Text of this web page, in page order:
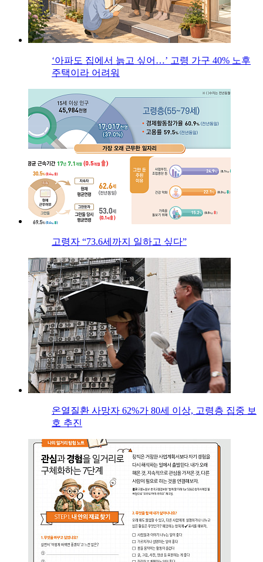
‘아파도 집에서 늙고 싶어…’ 고령 가구 40% 노후
주택이라 어려워
고령자 “73.6세까지 일하고 싶다”
온열질환 사망자 62%가 80세 이상, 고령층 집중 보
호 추진